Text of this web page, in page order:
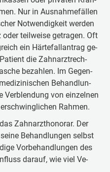
Nur in Aus­nah­me­fäl­len
Not­wen­dig­keit wer­den
teil­wei­se ge­tra­gen. Oft
ein Här­te­fall­an­trag ge­
die Zahn­arzt­rech­
be­zah­len. Im Ge­gen­
Be­hand­lun­
Ver­blen­dung von ein­zel­nen
Rah­men.
Zahn­arzt­ho­no­rar. Der
Be­hand­lun­gen selbst
Vor­be­hand­lun­gen des
dar­auf, wie viel Ve­